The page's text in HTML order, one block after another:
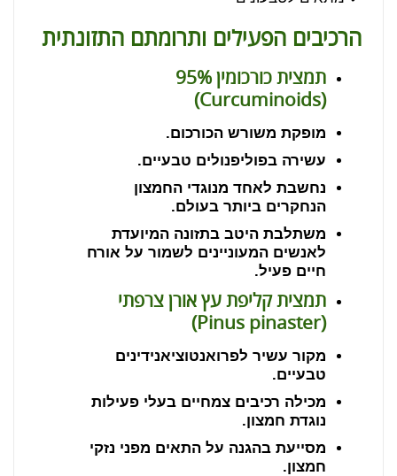
הרכיבים הפעילים ותרומתם התזונתית
תמצית כורכומין 95%
(
Curcuminoids
)
מופקת משורש הכורכום.
עשירה בפוליפנולים טבעיים.
נחשבת לאחד מנוגדי החמצון
הנחקרים ביותר בעולם.
משתלבת היטב בתזונה המיועדת
לאנשים המעוניינים לשמור על אורח
חיים פעיל.
תמצית קליפת עץ אורן צרפתי
(
Pinus pinaster
)
מקור עשיר לפרואנטוציאנידינים
טבעיים.
מכילה רכיבים צמחיים בעלי פעילות
נוגדת חמצון.
מסייעת בהגנה על התאים מפני נזקי
חמצון.